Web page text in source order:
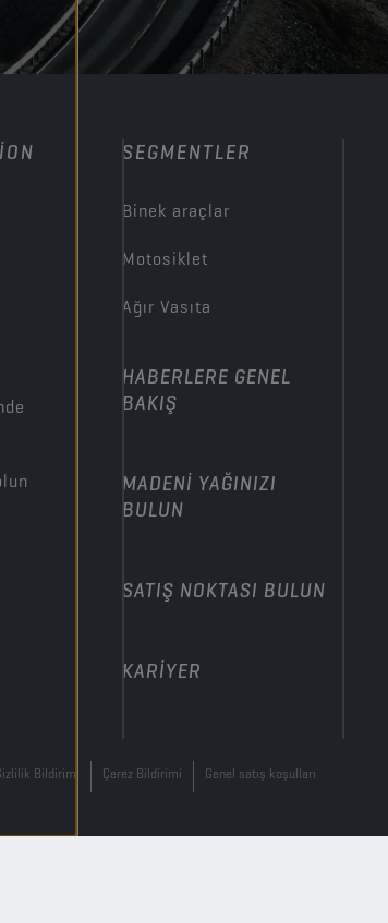
SEGMENTLER
Binek araçlar
Motosiklet
Ağır Vasıta
HABERLERE GENEL
BAKIŞ
MADENI YAĞINIZI
BULUN
SATIŞ NOKTASI BULUN
KARIYER
Bildirimi Çerez Bildirimi Genel satış koşulları